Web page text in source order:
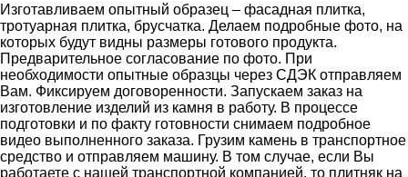
Изготавливаем опытный образец – фасадная плитка,
тротуарная плитка, брусчатка. Делаем подробные фото, на
которых будут видны размеры готового продукта.
Предварительное согласование по фото. При
необходимости опытные образцы через СДЭК отправляем
Вам. Фиксируем договоренности. Запускаем заказ на
изготовление изделий из камня в работу. В процессе
подготовки и по факту готовности снимаем подробное
видео выполненного заказа. Грузим камень в транспортное
средство и отправляем машину. В том случае, если Вы
работаете с нашей транспортной компанией, то плитняк на